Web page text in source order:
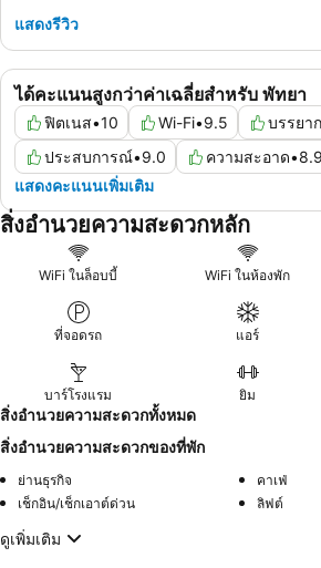
ได้คะแนนสูงกว่าค่าเฉลี่ยสำหรับ พัทยา
ฟิตเนส•10 Wi-Fi•9.5 บรรยา
ประสบการณ์•9.0 ความสะอาด•8.9
แสดงคะแนนเพิ่มเติม
แสดงรีวิว
สิ่งอำนวยความสะดวกหลัก
WiFi ในล็อบบี้ WiFi ในห้องพัก
ที่จอดรถ แอร์
บาร์โรงแรม ยิม
สิ่งอำนวยความสะดวกทั้งหมด
สิ่งอำนวยความสะดวกของที่พัก
ย่านธุรกิจ
คาเฟ่
เช็กอิน/เช็กเอาต์ด่วน
ลิฟต์
ดูเพิ่มเติม